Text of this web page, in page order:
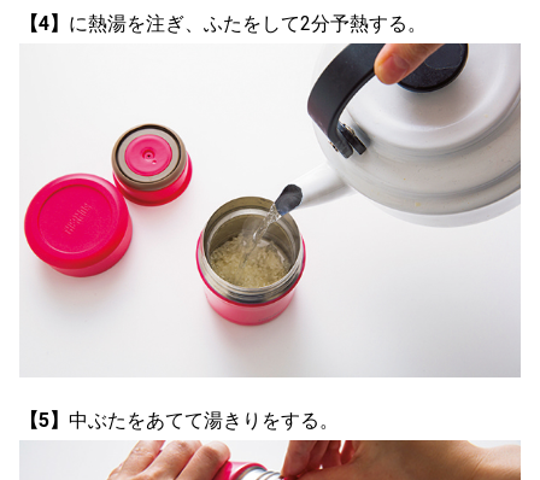
【4】 に熱湯を注ぎ、ふたをして2分予熱する。
【5】 中ぶたをあてて湯きりをする。